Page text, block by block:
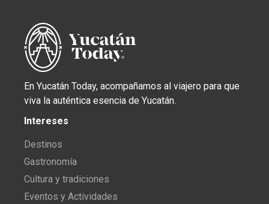
En Yucatán Today, acompañamos al viajero para que
viva la auténtica esencia de Yucatán.
Intereses
Destinos
Gastronomía
Cultura y tradiciones
Eventos y Actividades